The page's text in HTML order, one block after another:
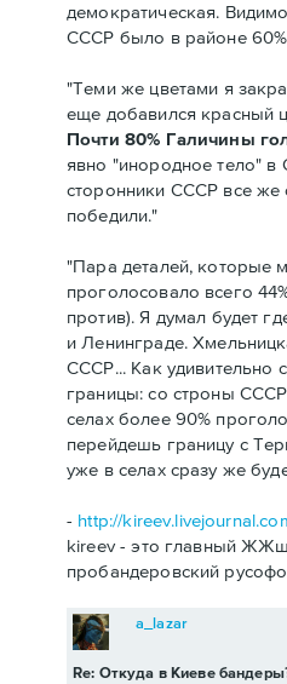
демократическая.
СССР было в районе
"Теми же цветами я
еще добавился красный
Почти 80% Галичины
явно "инородное тело"
сторонники СССР все
победили."
"Пара деталей, которые
проголосовало всего
против). Я думал будет
и Ленинграде.
СССР... Как удивительно
границы: со строны
селах более 90%
перейдешь границу с
уже в селах сразу же
- http://
kireev - это главный
пробандеровский
Re: Откуда в Киеве
a_lazar